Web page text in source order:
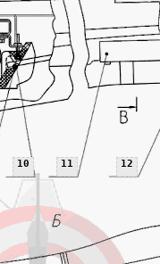
10 11 12